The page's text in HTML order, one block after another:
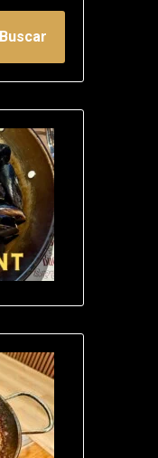
Buscar